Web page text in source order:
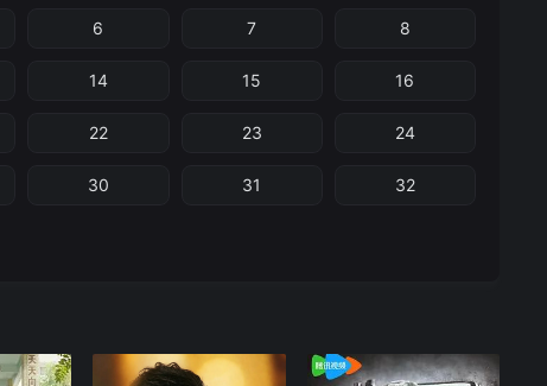
6 7 8
14 15 16
22 23 24
30 31 32